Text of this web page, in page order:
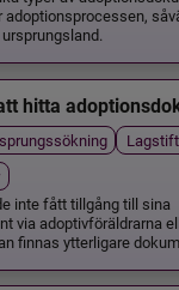
adoptionsprocessen,
hitta
inte fått tillgång till sina
via adoptivföräldrarna
finnas ytterligare